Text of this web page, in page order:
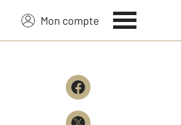
Mon compte